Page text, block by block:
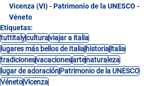
Vicenza (VI) - Patrimonio de la UNESCO -
Véneto
Etiquetas:
tuttitalyculturaviajar a italia
lugares más bellos de Italiahistoriaitalia
tradicionesvacacionesartenaturaleza
lugar de adoraciónPatrimonio de la UNESCO
VénetoVicenza